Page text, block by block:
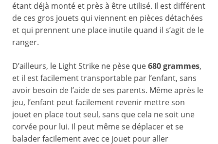
étant déjà monté et près à être utilisé. Il est différent
de ces gros jouets qui viennent en pièces détachées
et qui prennent une place inutile quand il s’agit de le
ranger.
D’ailleurs, le Light Strike ne pèse que680 grammes,
et il est facilement transportable par l’enfant, sans
avoir besoin de l’aide de ses parents. Même après le
jeu, l’enfant peut facilement revenir mettre son
jouet en place tout seul, sans que cela ne soit une
corvée pour lui. Il peut même se déplacer et se
balader facilement avec ce jouet pour aller